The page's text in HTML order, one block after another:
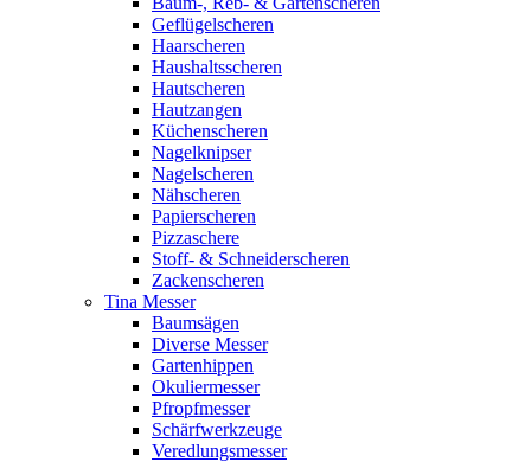
Geflügelscheren
Haarscheren
Haushaltsscheren
Hautscheren
Hautzangen
Küchenscheren
Nagelknipser
Nagelscheren
Nähscheren
Papierscheren
Pizzaschere
Stoff- & Schneiderscheren
Zackenscheren
Tina Messer
Baumsägen
Diverse Messer
Gartenhippen
Okuliermesser
Pfropfmesser
Schärfwerkzeuge
Veredlungsmesser